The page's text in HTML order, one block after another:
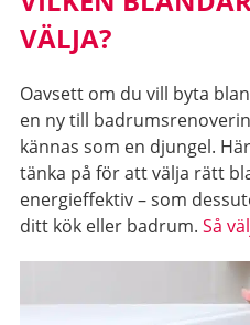
VÄLJA?
Oavsett om du vill byta
en ny till
kännas som en djungel.
tänka på för att välja rätt
energieffektiv – som
ditt kök eller badrum. Så